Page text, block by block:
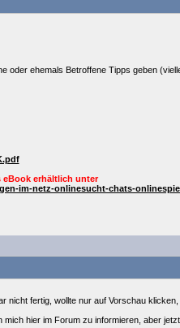
oder ehemals Betroffene Tipps geben
eBook erhältlich unter
im-netz-onlinesucht-chats-
nicht fertig, wollte nur auf Vorschau
hier im Forum zu informieren, aber